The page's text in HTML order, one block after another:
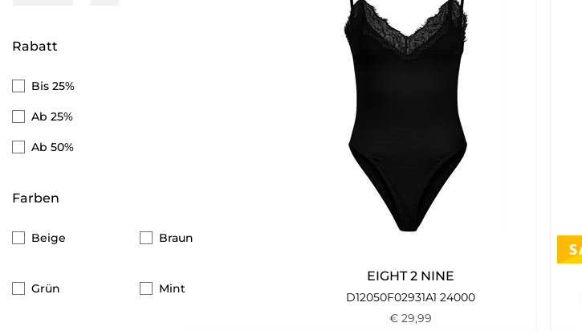
Someday
s.Oliver Black Label
Rabatt
Bis 25%
Ab 25%
Ab 50%
Farben
Beige Braun
Grün Mint
EIGHT 2 NINE
D12050F02931A1 24000
€29,99